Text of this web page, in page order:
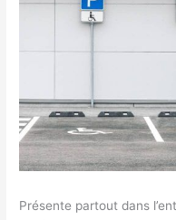
Présente partout dans